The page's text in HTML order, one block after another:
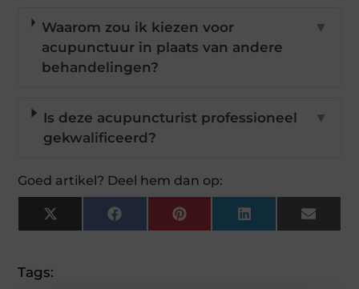
Waarom zou ik kiezen voor
acupunctuur in plaats van andere
behandelingen?
▼
Is deze acupuncturist professioneel
gekwalificeerd?
▼
Goed artikel? Deel hem dan op:
X
(Twitter)
FacebookPinterestLinkedInEmail
Tags: